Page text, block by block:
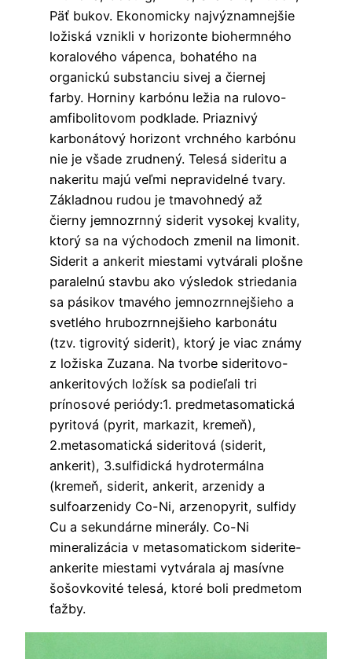
Päť bukov. Ekonomicky najvýznamnejšie
ložiská vznikli v horizonte biohermného
koralového vápenca, bohatého na
organickú substanciu sivej a čiernej
farby. Horniny karbónu ležia na rulovo-
amfibolitovom podklade. Priaznivý
karbonátový horizont vrchného karbónu
nie je všade zrudnený. Telesá sideritu a
nakeritu majú veľmi nepravidelné tvary.
Základnou rudou je tmavohnedý až
čierny jemnozrnný siderit vysokej kvality,
ktorý sa na východoch zmenil na limonit.
Siderit a ankerit miestami vytvárali plošne
paralelnú stavbu ako výsledok striedania
sa pásikov tmavého jemnozrnnejšieho a
svetlého hrubozrnnejšieho karbonátu
(tzv. tigrovitý siderit), ktorý je viac známy
z ložiska Zuzana. Na tvorbe sideritovo-
ankeritových ložísk sa podieľali tri
prínosové periódy:1. predmetasomatická
pyritová (pyrit, markazit, kremeň),
2.metasomatická sideritová (siderit,
ankerit), 3.sulfidická hydrotermálna
(kremeň, siderit, ankerit, arzenidy a
sulfoarzenidy Co-Ni, arzenopyrit, sulfidy
Cu a sekundárne minerály. Co-Ni
mineralizácia v metasomatickom siderite-
ankerite miestami vytvárala aj masívne
šošovkovité telesá, ktoré boli predmetom
ťažby.